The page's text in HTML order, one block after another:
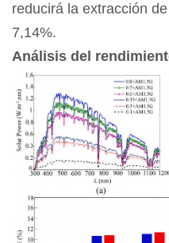
reducirá la extracción
7,14%.
Análisis del